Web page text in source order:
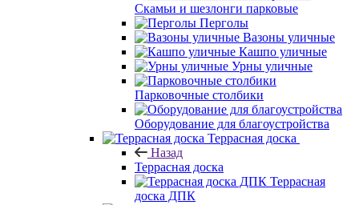
Скамьи и шезлонги парковые
Перголы
Вазоны уличные
Кашпо уличные
Урны уличные
Парковочные столбики
Оборудование для благоустройства
Террасная доска
Назад
Террасная доска
Террасная
доска ДПК